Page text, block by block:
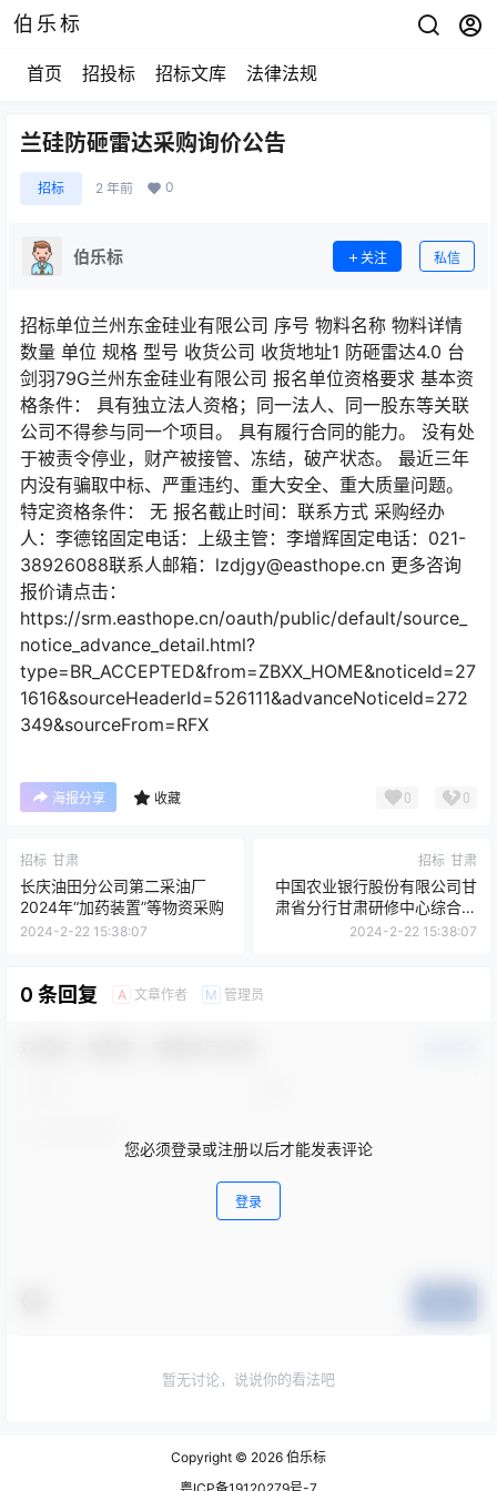
伯乐标
首页 招投标 招标文库 法律法规
兰硅防砸雷达采购询价公告
招标 2 年前 0
伯乐标 关注 私信
招标单位兰州东金硅业有限公司 序号 物料名称 物料详情
数量 单位 规格 型号 收货公司 收货地址1 防砸雷达4.0 台
剑羽79G兰州东金硅业有限公司 报名单位资格要求 基本资
格条件： 具有独立法人资格；同一法人、同一股东等关联
公司不得参与同一个项目。 具有履行合同的能力。 没有处
于被责令停业，财产被接管、冻结，破产状态。 最近三年
内没有骗取中标、严重违约、重大安全、重大质量问题。
特定资格条件： 无 报名截止时间：联系方式 采购经办
人：李德铭固定电话：上级主管：李增辉固定电话：021-
38926088联系人邮箱：lzdjgy@easthope.cn 更多咨询
报价请点击：
https://srm.easthope.cn/oauth/public/default/source_
notice_advance_detail.html?
type=BR_ACCEPTED&from=ZBXX_HOME&noticeId=27
1616&sourceHeaderId=526111&advanceNoticeId=272
349&sourceFrom=RFX
海报分享 收藏 0 0
招标 甘肃
长庆油田分公司第二采油厂
2024年“加药装置”等物资采购
2024-2-22 15:38:07
招标 甘肃
中国农业银行股份有限公司甘
肃省分行甘肃研修中心综合外
包服务采购项目招标公告
2024-2-22 15:38:07
0 条回复 A 文章作者 M 管理员
您必须登录或注册以后才能发表评论
登录
暂无讨论，说说你的看法吧
Copyright © 2026 伯乐标